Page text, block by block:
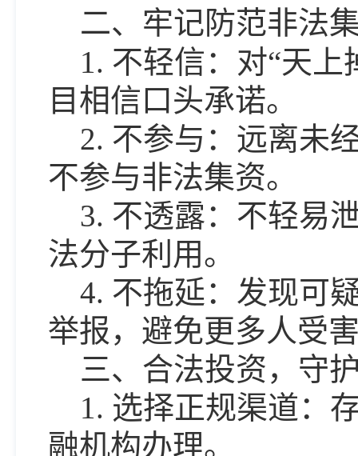
二、牢记防范非法
1. 不轻信：对“天
目相信口头承诺。
2. 不参与：远离未
不参与非法集资。
3. 不透露：不轻易
法分子利用。
4. 不拖延：发现可
举报，避免更多人受
三、合法投资，守
1. 选择正规渠道：
融机构办理。